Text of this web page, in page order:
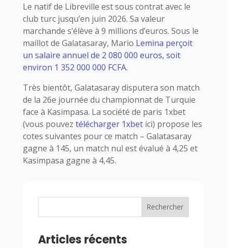
Le natif de Libreville est sous contrat avec le
club turc jusqu’en juin 2026. Sa valeur
marchande s’élève à 9 millions d’euros. Sous le
maillot de Galatasaray, Mario Lemina perçoit
un salaire annuel de 2 080 000 euros, soit
environ 1 352 000 000 FCFA.
Très bientôt, Galatasaray disputera son match
de la 26e journée du championnat de Turquie
face à Kasimpasa. La société de paris 1xbet
(vous pouvez télécharger 1xbetici) propose les
cotes suivantes pour ce match – Galatasaray
gagne à 145, un match nul est évalué à 4,25 et
Kasimpasa gagne à 4,45.
Rechercher
Articles récents